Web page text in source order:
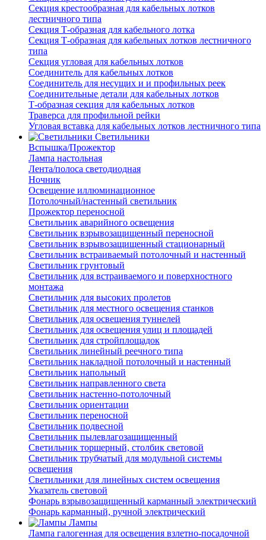
Секция крестообразная для кабельных лотков
лестничного типа
Секция Т-образная для кабельного лотка
Секция Т-образная для кабельных лотков лестничного
типа
Секция угловая для кабельных лотков
Соединитель для кабельных лотков
Соединитель для несущих и и профильных реек
Соединительные детали для кабельных лотков
Т-образная секция для кабельных лотков
Траверса для профильной рейки
Угловая вставка для кабельных лотков лестничного типа
Светильники
Вспышка/Прожектор
Лампа настольная
Лента/полоса светодиодная
Ночник
Освещение иллюминационное
Потолочный/настенный светильник
Прожектор переносной
Светильник аварийного освещения
Светильник взрывозащищенный переносной
Светильник взрывозащищенный стационарный
Светильник встраиваемый потолочный и настенный
Светильник грунтовый
Светильник для встраиваемого и поверхностного
монтажа
Светильник для высоких пролетов
Светильник для местного освещения станков
Светильник для освещения туннелей
Светильник для освещения улиц и площадей
Светильник для стройплощадок
Светильник линейный реечного типа
Светильник накладной потолочный и настенный
Светильник напольный
Светильник направленного света
Светильник настенно-потолочный
Светильник ориентации
Светильник переносной
Светильник подвесной
Светильник пылевлагозащищенный
Светильник торшерный, столбик световой
Светильник трубчатый для модульной системы
освещения
Светильники для линейных систем освещения
Указатель световой
Фонарь взрывозащищенный карманный электрический
Фонарь карманный, ручной электрический
Лампы
Лампа галогенная для освещения взлетно-посадочной